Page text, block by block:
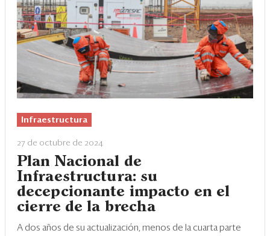
Infraestructura
27 de octubre de 2024
Plan Nacional de
Infraestructura: su
decepcionante impacto en el
cierre de la brecha
A dos años de su actualización, menos de la cuarta parte